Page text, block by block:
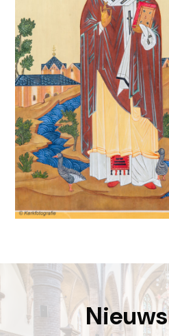
locatiebalk@dechristoffel.nl